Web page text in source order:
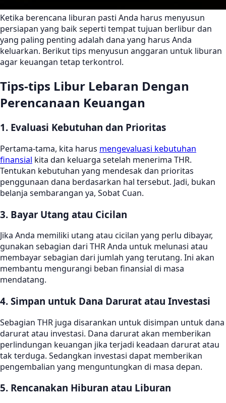
Ketika berencana liburan pasti Anda harus menyusun
persiapan yang baik seperti tempat tujuan berlibur dan
yang paling penting adalah dana yang harus Anda
keluarkan. Berikut tips menyusun anggaran untuk liburan
agar keuangan tetap terkontrol.
Tips-tips Libur Lebaran Dengan
Perencanaan Keuangan
1. Evaluasi Kebutuhan dan Prioritas
Pertama-tama, kita harus mengevaluasi kebutuhan
finansial kita dan keluarga setelah menerima THR.
Tentukan kebutuhan yang mendesak dan prioritas
penggunaan dana berdasarkan hal tersebut. Jadi, bukan
belanja sembarangan ya, Sobat Cuan.
3. Bayar Utang atau Cicilan
Jika Anda memiliki utang atau cicilan yang perlu dibayar,
gunakan sebagian dari THR Anda untuk melunasi atau
membayar sebagian dari jumlah yang terutang. Ini akan
membantu mengurangi beban finansial di masa
mendatang.
4. Simpan untuk Dana Darurat atau Investasi
Sebagian THR juga disarankan untuk disimpan untuk dana
darurat atau investasi. Dana darurat akan memberikan
perlindungan keuangan jika terjadi keadaan darurat atau
tak terduga. Sedangkan investasi dapat memberikan
pengembalian yang menguntungkan di masa depan.
5. Rencanakan Hiburan atau Liburan